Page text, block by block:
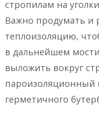
стропилам на
Важно продумать и
теплоизоляцию,
в дальнейшем
выложить вокруг
пароизоляционный
герметичного